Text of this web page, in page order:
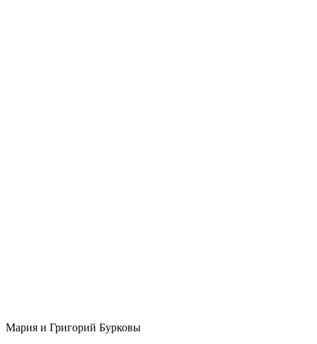
Мария и Григорий Бурковы